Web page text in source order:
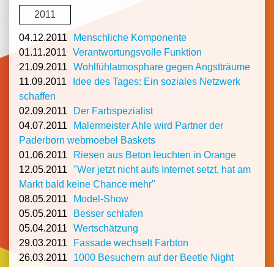
2011
04.12.2011
Menschliche Komponente
01.11.2011
Verantwortungsvolle Funktion
21.09.2011
Wohlfühlatmosphare gegen Angstträume
11.09.2011
Idee des Tages: Ein soziales Netzwerk
schaffen
02.09.2011
Der Farbspezialist
04.07.2011
Malermeister Ahle wird Partner der
Paderborn webmoebel Baskets
01.06.2011
Riesen aus Beton leuchten in Orange
12.05.2011
"Wer jetzt nicht aufs Internet setzt, hat am
Markt bald keine Chance mehr"
08.05.2011
Model-Show
05.05.2011
Besser schlafen
05.04.2011
Wertschätzung
29.03.2011
Fassade wechselt Farbton
26.03.2011
1000 Besuchern auf der Beetle Night